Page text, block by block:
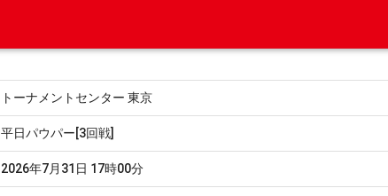
トーナメントセンター 東京
平日パウパー[3回戦]
2026年7月31日 17時00分